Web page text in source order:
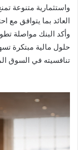
واستثمارية متنوعة
العائد بما يتوافق مع
وأكد البنك مواصلة
حلول مالية مبتكرة
تنافسيته في السوق